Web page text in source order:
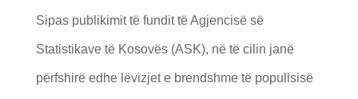
Sipas publikimit të fundit të Agjencisë së
Statistikave të Kosovës (ASK), në të cilin janë
përfshirë edhe lëvizjet e brendshme të popullsisë